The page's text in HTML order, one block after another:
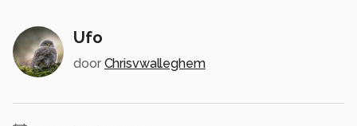
Ufo
door Chrisvwalleghem